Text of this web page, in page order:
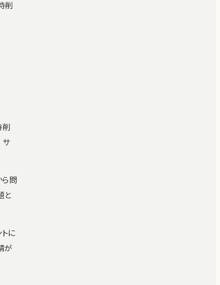
削
サ
ら問
と
に
が